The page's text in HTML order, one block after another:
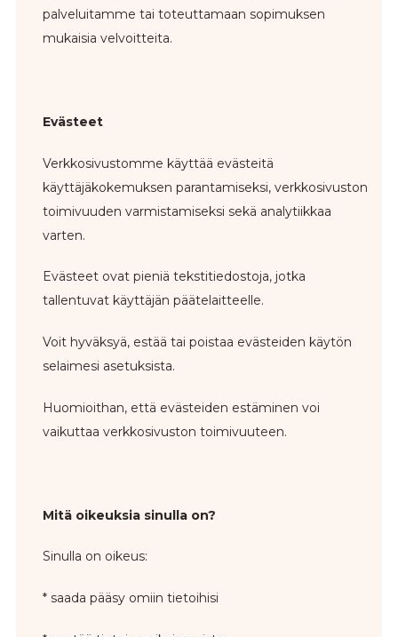
palveluitamme tai toteuttamaan sopimuksen
mukaisia velvoitteita.
Evästeet
Verkkosivustomme käyttää evästeitä
käyttäjäkokemuksen parantamiseksi, verkkosivuston
toimivuuden varmistamiseksi sekä analytiikkaa
varten.
Evästeet ovat pieniä tekstitiedostoja, jotka
tallentuvat käyttäjän päätelaitteelle.
Voit hyväksyä, estää tai poistaa evästeiden käytön
selaimesi asetuksista.
Huomioithan, että evästeiden estäminen voi
vaikuttaa verkkosivuston toimivuuteen.
Mitä oikeuksia sinulla on?
Sinulla on oikeus:
* saada pääsy omiin tietoihisi